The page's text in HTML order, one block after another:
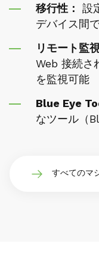
移行性：
設
デバイス間
リモート監
Web 接続さ
を監視可能
Blue Eye
なツール（
すべてのマ